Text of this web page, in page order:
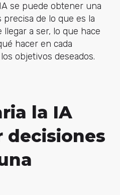
se puede obtener una
de lo que es la
a ser, lo que hace
hacer en cada
objetivos deseados.
la IA
decisiones